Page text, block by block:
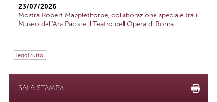
23/07/2026
Mostra Robert Mapplethorpe, collaborazione speciale tra il
Museo dell'Ara Pacis e il Teatro dell'Opera di Roma
leggi tutto
SALA STAMPA